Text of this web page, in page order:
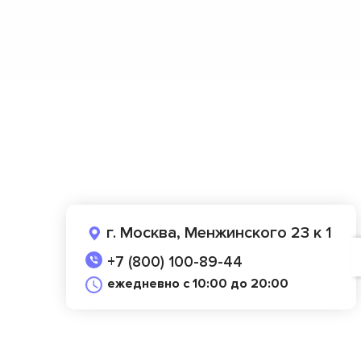
г. Москва, Менжинского 23 к 1
+7 (800) 100-89-44
ежедневно с 10:00 до 20:00